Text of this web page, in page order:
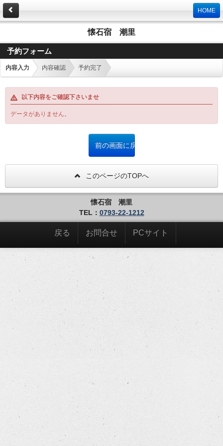
HOME
懐石宿 潮里
予約フォーム
内容入力 内容確認 予約完了
以下内容をご確認下さいませ
データがありません。
このページのTOPへ
懐石宿 潮里
TEL： 0793-22-1212
戻る お問合せ PCサイト